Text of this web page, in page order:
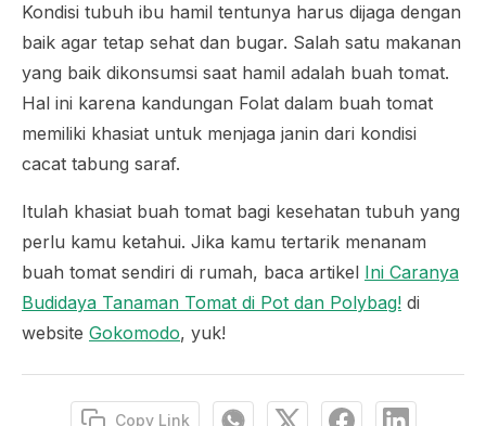
Kondisi tubuh ibu hamil tentunya harus dijaga dengan
baik agar tetap sehat dan bugar. Salah satu makanan
yang baik dikonsumsi saat hamil adalah buah tomat.
Hal ini karena kandungan Folat dalam buah tomat
memiliki khasiat untuk menjaga janin dari kondisi
cacat tabung saraf.
Itulah khasiat buah tomat bagi kesehatan tubuh yang
perlu kamu ketahui. Jika kamu tertarik menanam
buah tomat sendiri di rumah, baca artikel Ini Caranya
Budidaya Tanaman Tomat di Pot dan Polybag! di
website Gokomodo, yuk!
Copy Link